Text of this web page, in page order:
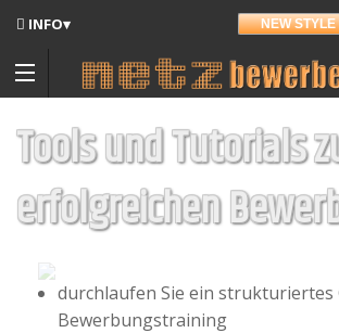
NEW STYLE
INFO▾
Updates
Entwickler
Hintergrund
Kontakt
Tools und Tutorials
erfolgreichen
durchlaufen Sie ein strukturiertes
Bewerbungstraining